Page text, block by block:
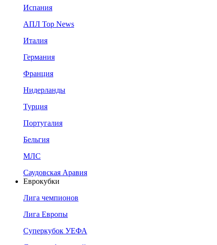
Испания
АПЛ Top News
Италия
Германия
Франция
Нидерланды
Турция
Португалия
Бельгия
МЛС
Саудовская Аравия
Еврокубки
Лига чемпионов
Лига Европы
Суперкубок УЕФА